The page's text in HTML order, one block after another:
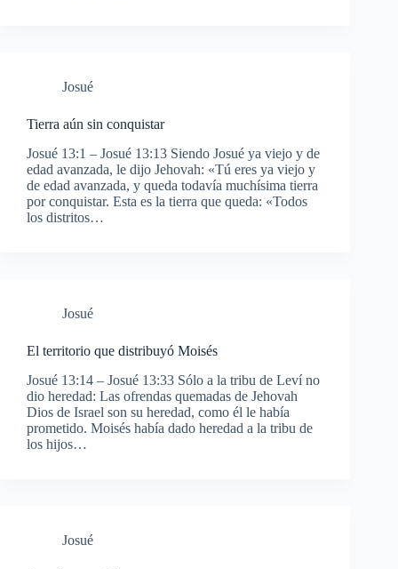
Josué
Tierra aún sin conquistar
Josué 13:1 – Josué 13:13 Siendo Josué ya viejo y de
edad avanzada, le dijo Jehovah: «Tú eres ya viejo y
de edad avanzada, y queda todavía muchísima tierra
por conquistar. Esta es la tierra que queda: «Todos
los distritos…
Josué
El territorio que distribuyó Moisés
Josué 13:14 – Josué 13:33 Sólo a la tribu de Leví no
dio heredad: Las ofrendas quemadas de Jehovah
Dios de Israel son su heredad, como él le había
prometido. Moisés había dado heredad a la tribu de
los hijos…
Josué